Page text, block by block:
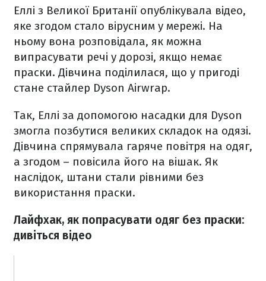
Еллі з Великої Британії опублікувала відео,
яке згодом стало вірусним у мережі. На
ньому вона розповідала, як можна
випрасувати речі у дорозі, якщо немає
праски. Дівчина поділилася, що у пригоді
стане стайлер Dyson Airwrap.
Так, Еллі за допомогою насадки для Dyson
змогла позбутися великих складок на одязі.
Дівчина спрямувала гаряче повітря на одяг,
а згодом – повісила його на вішак. Як
наслідок, штани стали рівними без
використання праски.
Лайфхак, як попрасувати одяг без праски:
дивіться відео